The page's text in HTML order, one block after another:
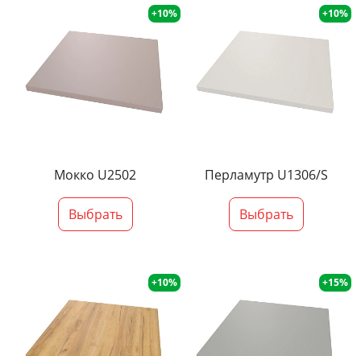
+10%
Мокко U2502
Выбрать
+10%
Перламутр U1306/S
Выбрать
+10% +15%